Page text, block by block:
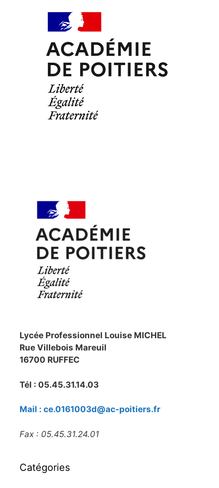
Lycée Professionnel Louise MICHEL
Rue Villebois Mareuil
16700 RUFFEC
Tél : 05.45.31.14.03
Mail : ce.0161003d@ac-poitiers.fr
Fax : 05.45.31.24.01
Catégories